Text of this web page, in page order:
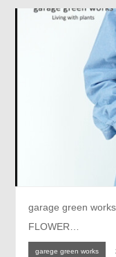
garage green
FLOWER…
garege green works